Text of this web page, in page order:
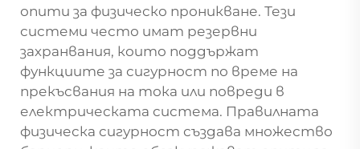
опити за физическо проникване. Тези
системи често имат резервни
захранвания, които поддържат
функциите за сигурност по време на
прекъсвания на тока или повреди в
електрическата система. Правилната
физическа сигурност създава множество